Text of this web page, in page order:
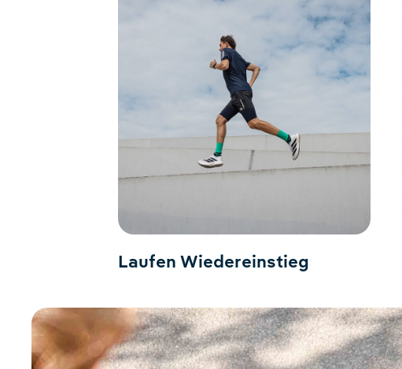
Laufen Wiedereinstieg